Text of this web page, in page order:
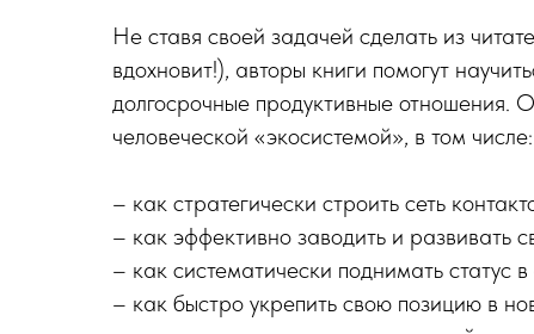
Не ставя своей задачей сделать из
вдохновит!), авторы книги помогут
долгосрочные продуктивные отношения.
человеческой «экосистемой», в том числе:
– как стратегически строить сеть
– как эффективно заводить и развивать
– как систематически поднимать статус
– как быстро укрепить свою позицию в